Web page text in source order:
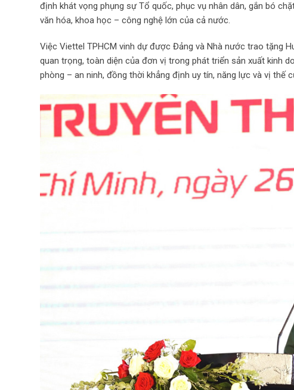
định khát vọng phụng sự Tổ quốc, phục vụ nhân dân, gắn bó
văn hóa, khoa học – công nghệ lớn của cả nước.
Việc Viettel TPHCM vinh dự được Đảng và Nhà nước trao tặng
quan trọng, toàn diện của đơn vị trong phát triển sản xuất kinh
phòng – an ninh, đồng thời khẳng định uy tín, năng lực và vị thế